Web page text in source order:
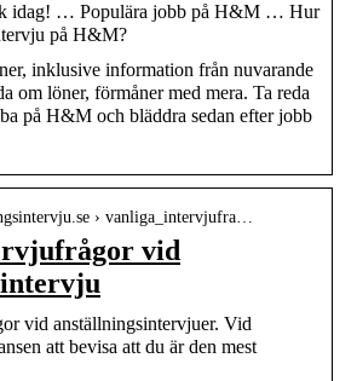
idag! … Populära jobb på H&M … Hur
på H&M?
inklusive information från nuvarande
om löner, förmåner med mera. Ta reda
på H&M och bläddra sedan efter jobb
› vanliga_intervjufra…
vid
vid anställningsintervjuer. Vid
att bevisa att du är den mest